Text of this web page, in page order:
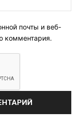
почты и веб-
комментария.